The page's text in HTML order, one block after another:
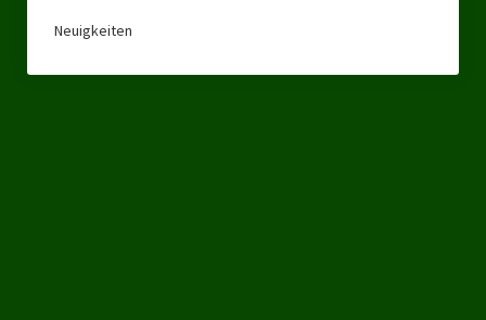
Neuigkeiten